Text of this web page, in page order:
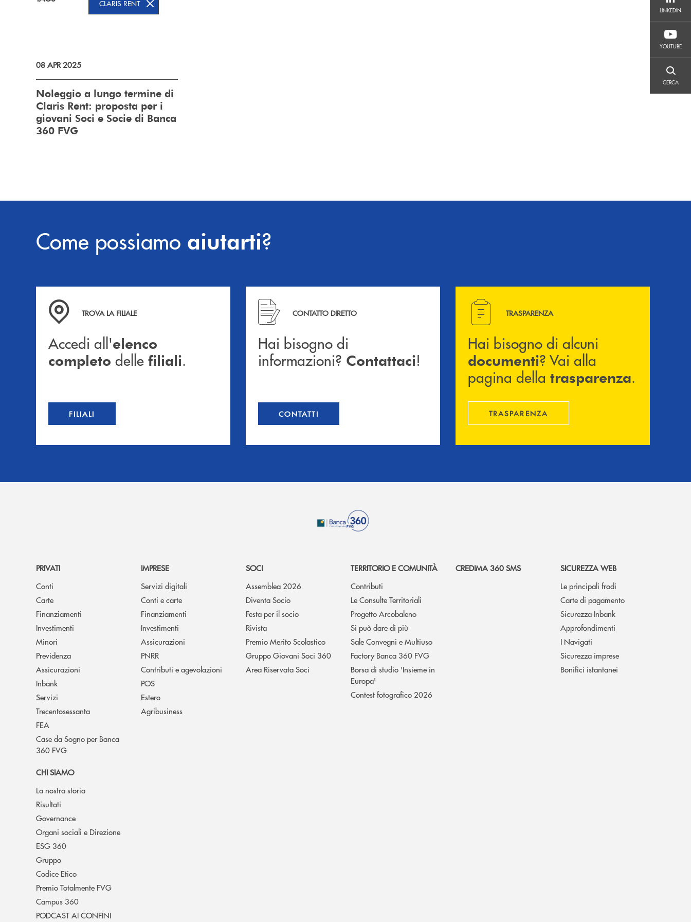
LINKEDIN
YOUTUBE
CERCA
CLARIS RENT
08 APR 2025
Noleggio a lungo termine di
Claris Rent: proposta per i
giovani Soci e Socie di Banca
360 FVG
Come possiamo aiutarti?
Accedi all' elenco completo delle filiali .
TROVA LA FILIALE
Accedi all'elenco
completo delle filiali.
FILIALI
Hai bisogno di informazioni? Contattaci !
CONTATTO DIRETTO
Hai bisogno di
informazioni? Contattaci!
CONTATTI
Hai bisogno di alcuni documenti ? Vai alla pagina della
TRASPARENZA
Hai bisogno di alcuni
documenti? Vai alla
pagina della trasparenza.
TRASPARENZA
PRIVATI
Conti
Carte
Finanziamenti
Investimenti
Minori
Previdenza
Assicurazioni
Inbank
Servizi
Trecentosessanta
FEA
Case da Sogno per Banca
360 FVG
IMPRESE
Servizi digitali
Conti e carte
Finanziamenti
Investimenti
Assicurazioni
PNRR
Contributi e agevolazioni
POS
Estero
Agribusiness
SOCI
Assemblea 2026
Diventa Socio
Festa per il socio
Rivista
Premio Merito Scolastico
Gruppo Giovani Soci 360
Area Riservata Soci
TERRITORIO E COMUNITÀ
Contributi
Le Consulte Territoriali
Progetto Arcobaleno
Si può dare di più
Sale Convegni e Multiuso
Factory Banca 360 FVG
Borsa di studio 'Insieme in
Europa'
Contest fotografico 2026
CREDIMA 360 SMS
SICUREZZA WEB
Le principali frodi
Carte di pagamento
Sicurezza Inbank
Approfondimenti
I Navigati
Sicurezza imprese
Bonifici istantanei
CHI SIAMO
La nostra storia
Risultati
Governance
Organi sociali e Direzione
ESG 360
Gruppo
Codice Etico
Premio Totalmente FVG
Campus 360
PODCAST AI CONFINI